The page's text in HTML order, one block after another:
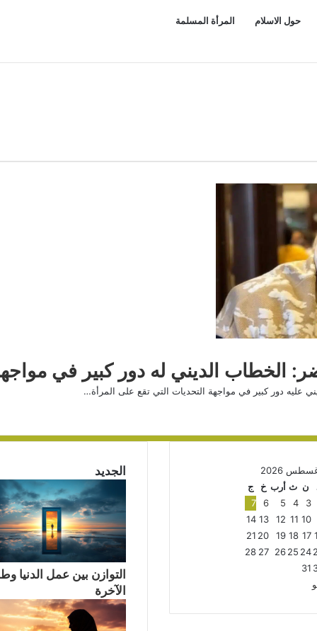
حول الاسلام المرأة المسلمة
الخطاب الديني له دور كبير في
عليه دور كبير في مواجهة التحديات التي تقع على المرأة…
2026
ن ث أرب خ
ج
3
4
5
6
7
10
11
12
13
14
17
18
19
20
21
24
25
26
27
28
31
الجديد
التوازن بين عمل الدنيا
الآخرة